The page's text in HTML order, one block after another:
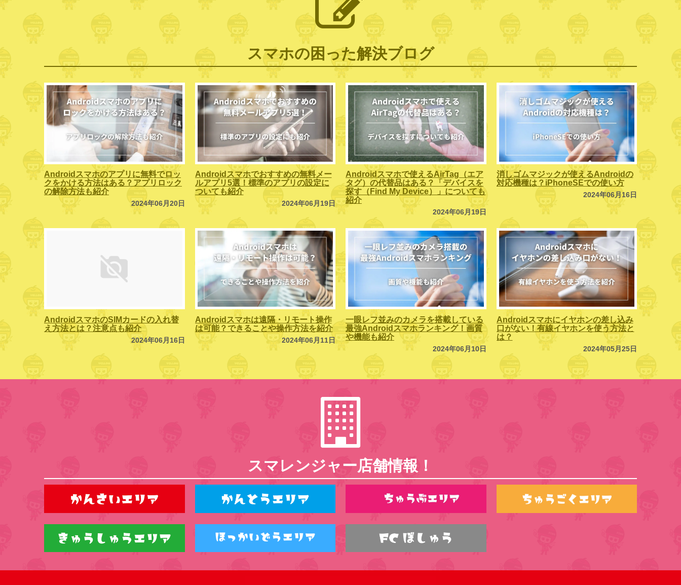
スマホの困った解決ブログ
Androidスマホのアプリに無料でロッ
クをかける方法はある？アプリロック
の解除方法も紹介
2024年06月20日
Androidスマホでおすすめの無料メー
ルアプリ5選！標準のアプリの設定に
ついても紹介
2024年06月19日
Androidスマホで使えるAirTag（エア
タグ）の代替品はある？「デバイスを
探す（Find My Device）」についても
紹介
2024年06月19日
消しゴムマジックが使えるAndroidの
対応機種は？iPhoneSEでの使い方
2024年06月16日
AndroidスマホのSIMカードの入れ替
え方法とは？注意点も紹介
2024年06月16日
Androidスマホは遠隔・リモート操作
は可能？できることや操作方法を紹介
2024年06月11日
一眼レフ並みのカメラを搭載している
最強Androidスマホランキング！画質
や機能も紹介
2024年06月10日
Androidスマホにイヤホンの差し込み
口がない！有線イヤホンを使う方法と
は？
2024年05月25日
スマレンジャー店舗情報！